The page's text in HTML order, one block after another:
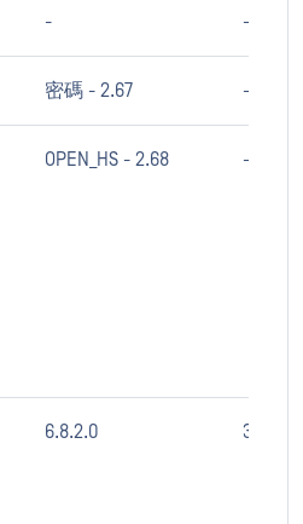
- -
密碼 - 2.67 -
OPEN_HS - 2.68 -
6.8.2.0 3.0.8